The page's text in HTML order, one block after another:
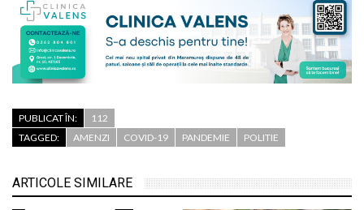
PUBLICAT ÎN:
112
TAGGED:
AMENZI COVID-19 PANDEMIE POLITIE
ARTICOLE SIMILARE